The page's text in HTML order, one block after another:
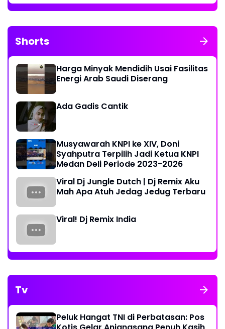
Shorts
Harga Minyak Mendidih Usai Fasilitas
Energi Arab Saudi Diserang
Ada Gadis Cantik
Musyawarah KNPI ke XIV, Doni
Syahputra Terpilih Jadi Ketua KNPI
Medan Deli Periode 2023-2026
Viral Dj Jungle Dutch | Dj Remix Aku
Mah Apa Atuh Jedag Jedug Terbaru
Viral! Dj Remix India
Tv
Peluk Hangat TNI di Perbatasan: Pos